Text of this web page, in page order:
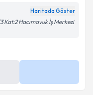
Haritada Göster
Hacımavuk İş Merkezi